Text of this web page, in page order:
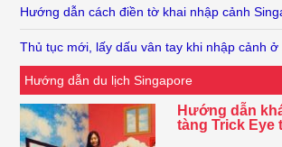
Hướng dẫn cách điền tờ khai nhập cảnh
Thủ tục mới, lấy dấu vân tay khi nhập cảnh ở
Hướng dẫn du lịch Singapore
Hướng dẫn
tàng Trick Eye